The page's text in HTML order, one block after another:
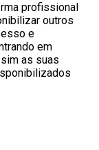
profissional
outros
e
em
as suas